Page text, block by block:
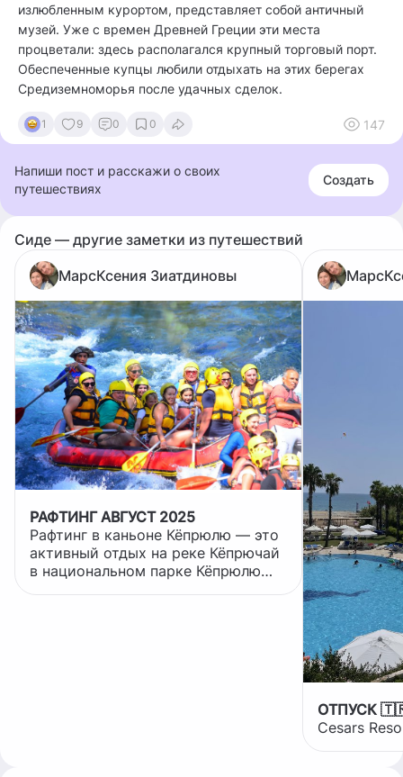
излюбленным курортом, представляет собой античный
музей. Уже с времен Древней Греции эти места
процветали: здесь располагался крупный торговый порт.
Обеспеченные купцы любили отдыхать на этих берегах
Средиземноморья после удачных сделок.
1 9 0 0 147
Напиши пост и расскажи о своих
путешествиях
Создать
Сиде — другие заметки из путешествий
МарсКсения Зиатдиновы
РАФТИНГ АВГУСТ 2025
Рафтинг в каньоне Кёпрюлю — это
активный отдых на реке Кёпрючай
в национальном парке Кёпрюлю
Каньон в Турции.
ОТПУСК
Cesars